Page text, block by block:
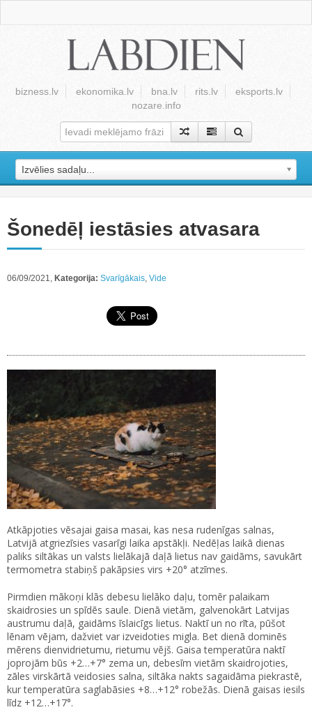
bizness.lv ekonomika.lv bna.lv rits.lv
eksports.lv
nozare.info
Izvēlies sadaļu...
Šonedēļ iestāsies atvasara
06/09/2021, Kategorija: Svarīgākais, Vide
Atkāpjoties vēsajai gaisa masai, kas nesa rudenīgas salnas,
Latvijā atgriezīsies vasarīgi laika apstākļi. Nedēļas laikā dienas
paliks siltākas un valsts lielākajā daļā lietus nav gaidāms, savukārt
termometra stabiņš pakāpsies virs +20° atzīmes.
Pirmdien mākoņi klās debesu lielāko daļu, tomēr palaikam
skaidrosies un spīdēs saule. Dienā vietām, galvenokārt Latvijas
austrumu daļā, gaidāms īslaicīgs lietus. Naktī un no rīta, pūšot
lēnam vējam, dažviet var izveidoties migla. Bet dienā dominēs
mērens dienvidrietumu, rietumu vējš. Gaisa temperatūra naktī
joprojām būs +2…+7° zema un, debesīm vietām skaidrojoties,
zāles virskārtā veidosies salna, siltāka nakts sagaidāma piekrastē,
kur temperatūra saglabāsies +8…+12° robežās. Dienā gaisas iesils
līdz +12…+17°.